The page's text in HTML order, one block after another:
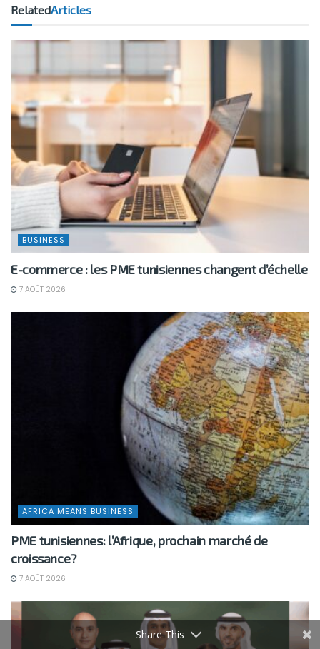
RelatedArticles
BUSINESS
E-commerce : les PME tunisiennes changent d’échelle
7 AOÛT 2026
AFRICA MEANS BUSINESS
PME tunisiennes: l’Afrique, prochain marché de
croissance?
7 AOÛT 2026
Share This